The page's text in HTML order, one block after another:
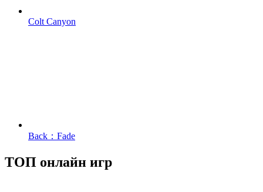
Colt Canyon
Back：Fade
ТОП онлайн игр